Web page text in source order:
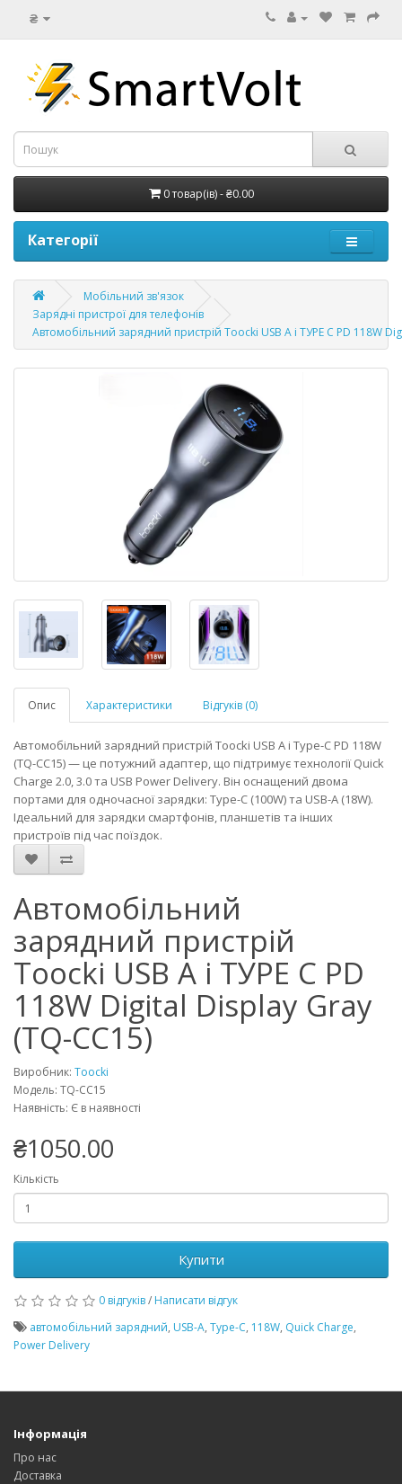
₴
0 товар(ів) - ₴0.00
Категорії
Мобільний зв'язок
Зарядні пристрої для телефонів
Автомобільний зарядний пристрій Toocki USB А і ТУРЕ С PD 118W
Опис Характеристики Відгуків (0)
Автомобільний зарядний пристрій Toocki USB A і Type-C PD 118W
(TQ-CC15) — це потужний адаптер, що підтримує технології Quick
Charge 2.0, 3.0 та USB Power Delivery. Він оснащений двома
портами для одночасної зарядки: Type-C (100W) та USB-A (18W).
Ідеальний для зарядки смартфонів, планшетів та інших
пристроїв під час поїздок.
Автомобільний
зарядний пристрій
Toocki USB А і ТУРЕ С PD
118W Digital Display Gray
(TQ-CC15)
Виробник: Toocki
Модель: TQ-CC15
Наявність: Є в наявності
₴1050.00
Кількість
Купити
0 відгуків/ Написати відгук
автомобільний зарядний, USB-A, Type-C, 118W, Quick Charge,
Power Delivery
Інформація
Про нас
Доставка